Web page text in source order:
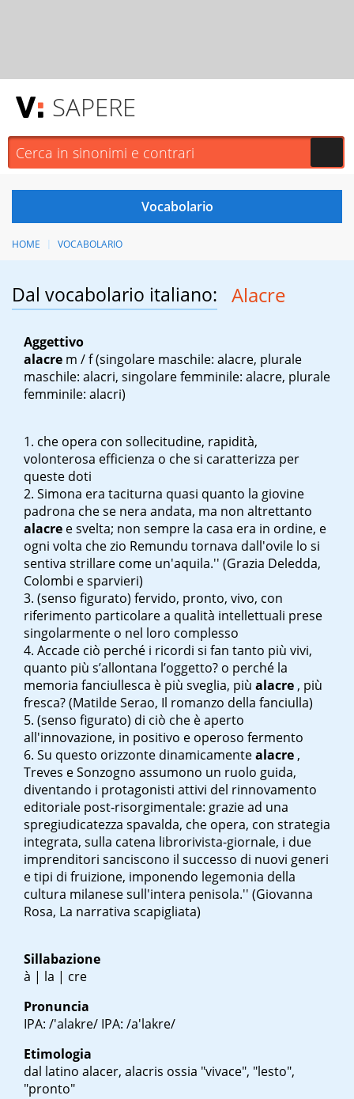
SAPERE
HOME VOCABOLARIO
Dal vocabolario italiano: Alacre
Aggettivo
alacre m / f(singolare maschile: alacre, plurale
maschile: alacri, singolare femminile: alacre, plurale
femminile: alacri)
che opera con sollecitudine, rapidità,
volonterosa efficienza o che si caratterizza per
queste doti
Simona era taciturna quasi quanto la giovine
padrona che se nera andata, ma non altrettanto
alacre e svelta; non sempre la casa era in ordine, e
ogni volta che zio Remundu tornava dall'ovile lo si
sentiva strillare come un'aquila.'' (Grazia Deledda,
Colombi e sparvieri)
(senso figurato) fervido, pronto, vivo, con
riferimento particolare a qualità intellettuali prese
singolarmente o nel loro complesso
Accade ciò perché i ricordi si fan tanto più vivi,
quanto più s’allontana l’oggetto? o perché la
memoria fanciullesca è più sveglia, più alacre , più
fresca?(Matilde Serao, Il romanzo della fanciulla)
(senso figurato) di ciò che è aperto
all'innovazione, in positivo e operoso fermento
Su questo orizzonte dinamicamentealacre ,
Treves e Sonzogno assumono un ruolo guida,
diventando i protagonisti attivi del rinnovamento
editoriale post-risorgimentale: grazie ad una
spregiudicatezza spavalda, che opera, con strategia
integrata, sulla catena librorivista-giornale, i due
imprenditori sanciscono il successo di nuovi generi
e tipi di fruizione, imponendo legemonia della
cultura milanese sull'intera penisola.'' (Giovanna
Rosa, La narrativa scapigliata)
Sillabazione
à | la | cre
Pronuncia
IPA: /'alakre/ IPA: /a'lakre/
Etimologia
dal latino alacer, alacris ossia "vivace", "lesto",
"pronto"